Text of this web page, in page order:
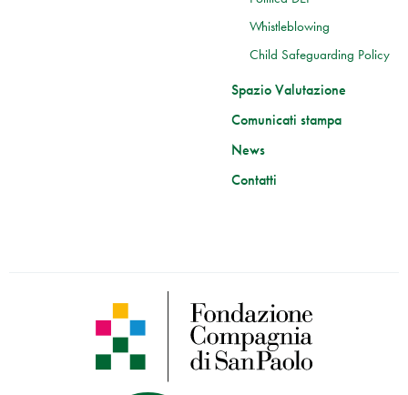
Whistleblowing
Child Safeguarding Policy
Spazio Valutazione
Comunicati stampa
News
Contatti